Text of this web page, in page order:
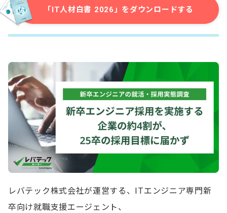
「IT人材白書 2026」をダウンロードする
レバテック株式会社が運営する、ITエンジニア専門新
卒向け就職支援エージェント、